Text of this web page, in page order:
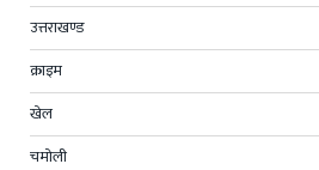
उत्तराखण्ड
क्राइम
खेल
चमोली